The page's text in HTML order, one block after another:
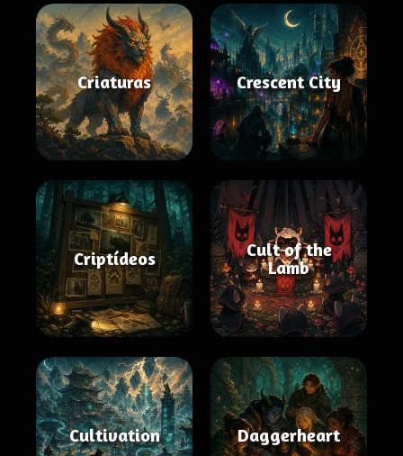
Criaturas Crescent City
Criptídeos
Cult of the
Lamb
Cultivation Daggerheart